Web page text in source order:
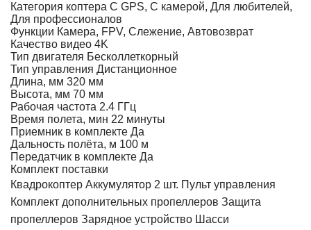
Категория коптера С GPS, С камерой, Для любителей,
Для профессионалов
Функции Камера, FPV, Слежение, Автовозврат
Качество видео 4K
Тип двигателя Бесколлеткорный
Тип управления Дистанционное
Длина, мм 320 мм
Высота, мм 70 мм
Рабочая частота 2.4 ГГц
Время полета, мин 22 минуты
Приемник в комплекте Да
Дальность полёта, м 100 м
Передатчик в комплекте Да
Комплект поставки
Квадрокоптер Аккумулятор 2 шт. Пульт управления
Комплект дополнительных пропеллеров Защита
пропеллеров Зарядное устройство Шасси